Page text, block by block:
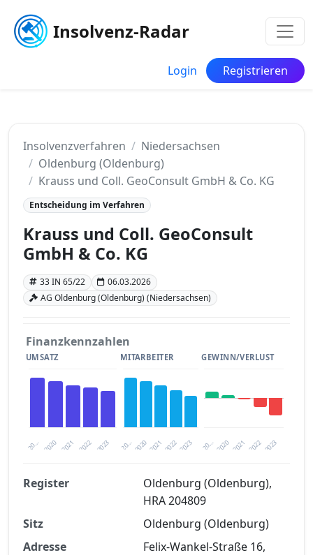
Insolvenz-Radar
Login Registrieren
Insolvenzverfahren
Niedersachsen
Oldenburg (Oldenburg)
Krauss und Coll. GeoConsult GmbH & Co. KG
Entscheidung im Verfahren
Krauss und Coll. GeoConsult
GmbH & Co. KG
33 IN 65/22
06.03.2026
AG Oldenburg (Oldenburg) (Niedersachsen)
Finanzkennzahlen
UMSATZ
20… 2021 2023
2020 2022
MITARBEITER
20… 2021 2023
2020 2022
GEWINN/VERLUST
20… 2021 2023
2020 2022
Finanzkennzahlen nach kostenloser
Registrierung verfügbar
Jetzt kostenlos registrieren
Register
Oldenburg (Oldenburg),
HRA 204809
Sitz
Oldenburg (Oldenburg)
Adresse
Felix-Wankel-Straße 16,